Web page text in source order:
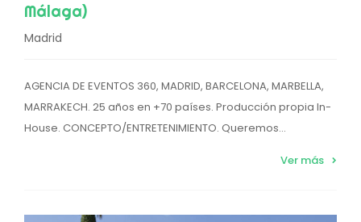
Málaga)
Madrid
AGENCIA DE EVENTOS 360, MADRID, BARCELONA, MARBELLA,
MARRAKECH. 25 años en +70 países. Producción propia In-
House. CONCEPTO/ENTRETENIMIENTO. Queremos...
Ver más